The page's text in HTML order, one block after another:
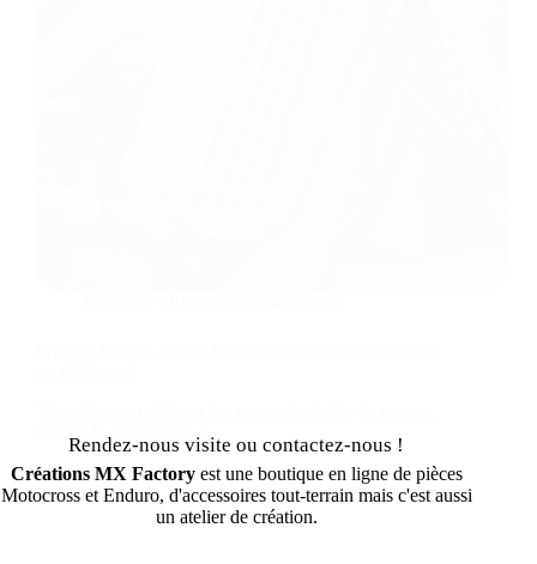
attirail de protections :…
Rendez-nous visite ou contactez-nous !
Créations MX Factoryest une boutique en ligne de pièces
Motocross et Enduro, d'accessoires tout-terrain mais c'est aussi
un atelier de création.